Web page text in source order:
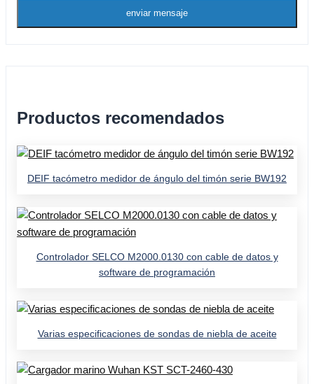
enviar mensaje
Productos recomendados
DEIF tacómetro medidor de ángulo del timón serie BW192
Controlador SELCO M2000.0130 con cable de datos y
software de programación
Varias especificaciones de sondas de niebla de aceite